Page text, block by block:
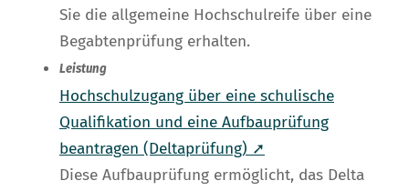
Sie die allgemeine Hochschulreife über eine
Begabtenprüfung erhalten.
Leistung
Hochschulzugang über eine schulische
Qualifikation und eine Aufbauprüfung
beantragen (Deltaprüfung) ➚
Diese Aufbauprüfung ermöglicht, das Delta